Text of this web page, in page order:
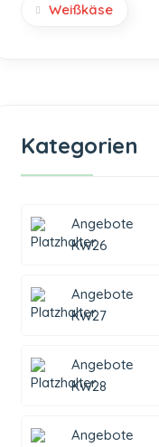
Weißkäse
Kategorien
Angebote
KW26
Angebote
KW27
Angebote
KW28
Angebote